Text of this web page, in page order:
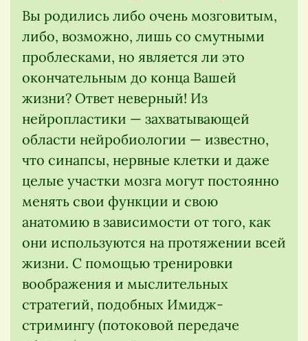
Вы родились либо очень мозговитым,
либо, возможно, лишь со смутными
проблесками, но является ли это
окончательным до конца Вашей
жизни? Ответ неверный! Из
нейропластики — захватывающей
области нейробиологии — известно,
что синапсы, нервные клетки и даже
целые участки мозга могут постоянно
менять свои функции и свою
анатомию в зависимости от того, как
они используются на протяжении всей
жизни. С помощью тренировки
воображения и мыслительных
стратегий, подобных Имидж-
стримингу (потоковой передаче